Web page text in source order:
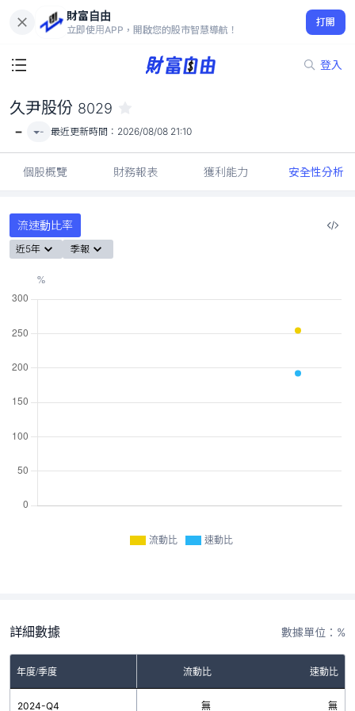
財富自由
立即使用APP，開啟您的股市智慧導航！
打開
登入
-
久尹股份 8029
- - 最近更新時間： 2026/08/08 21:10
個股概覽 財務報表 獲利能力 安全性分析
流速動比率
近5年 季報
流動比 速動比
詳細數據 數據單位：%
年度/季度 流動比 速動比
2024-Q4 無 無